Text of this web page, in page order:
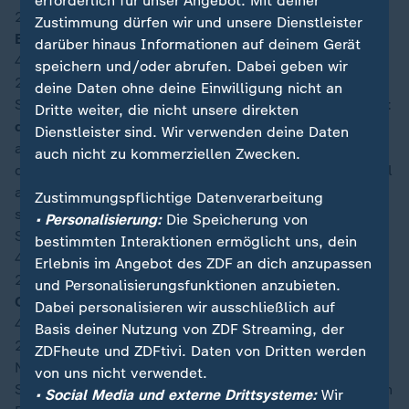
21:50
Ende 1. Halbzeit
45′+2
21:48
Spanien macht weiter -und Alexander Schlager pariert
doppelt!Erst wischt der Tormann einen Baena-Freistoß
aus 23 Metern von halblinks mit den Fingerspitzen an
den Querbalken. Nur Sekunden später segelt die Kugel
an das linke österreichische Fünfmeterraumeck. Dort
steht Yamal völlig frei, bleibt gegen Alexander
Schlager aber nur zweiter Sieger.
45′
21:46
Offizielle Nachspielzeit (Minuten): 4
43′
21:43
Nach langer Zeit ein österreichischer Angriff. Über
Sabitzer gelangt der Ball nach links zu Schmid, dessen
Zustimmung dürfen wir und unsere Dienstleister
darüber hinaus Informationen auf deinem Gerät
speichern und/oder abrufen. Dabei geben wir
deine Daten ohne deine Einwilligung nicht an
Dritte weiter, die nicht unsere direkten
Dienstleister sind. Wir verwenden deine Daten
auch nicht zu kommerziellen Zwecken.
Zustimmungspflichtige Datenverarbeitung
• Personalisierung:Die Speicherung von
bestimmten Interaktionen ermöglicht uns, dein
Erlebnis im Angebot des ZDF an dich anzupassen
und Personalisierungsfunktionen anzubieten.
Dabei personalisieren wir ausschließlich auf
Basis deiner Nutzung von ZDF Streaming, der
ZDFheute und ZDFtivi. Daten von Dritten werden
von uns nicht verwendet.
• Social Media und externe Drittsysteme:Wir